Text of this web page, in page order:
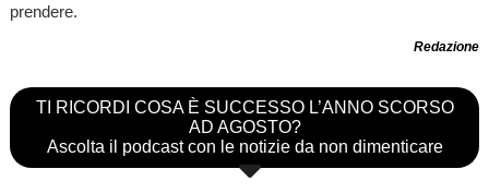
prendere.
Redazione
TI RICORDI COSA È SUCCESSO L’ANNO SCORSO
AD AGOSTO?
Ascolta il podcast con le notizie da non dimenticare